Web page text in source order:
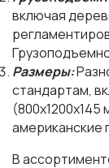
включая
Размеры:
стандартам,
американские
В